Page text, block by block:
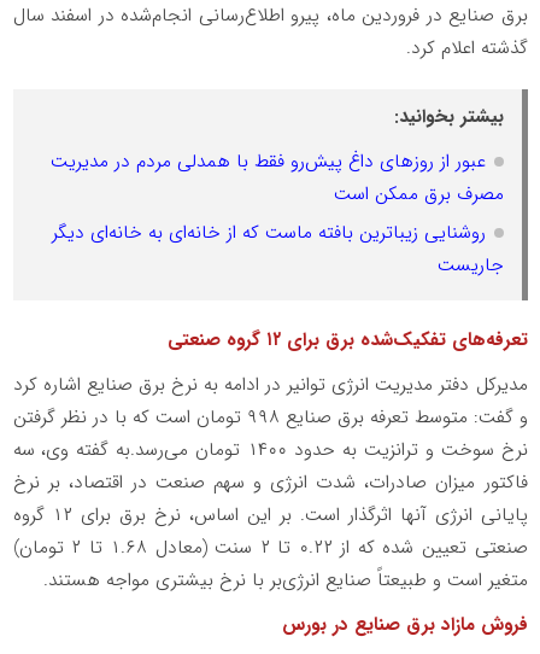
برق صنایع در فروردین ماه، پیرو اطلاع‌رسانی انجام‌شده در اسفند سال
گذشته اعلام کرد.
بیشتر بخوانید:
عبور از روزهای داغ پیش‌رو فقط با همدلی مردم در مدیریت
مصرف برق ممکن است
روشنایی زیباترین بافته ماست که از خانه‌ای به خانه‌ای دیگر
جاریست
تعرفه‌های تفکیک‌شده برق برای ۱۲ گروه صنعتی
مدیرکل دفتر مدیریت انرژی توانیر در ادامه به نرخ برق صنایع اشاره کرد
و گفت: متوسط تعرفه برق صنایع ۹۹۸ تومان است که با در نظر گرفتن
نرخ سوخت و ترانزیت به حدود ۱۴۰۰ تومان می‌رسد.به گفته وی، سه
فاکتور میزان صادرات، شدت انرژی و سهم صنعت در اقتصاد، بر نرخ
پایانی انرژی آنها اثرگذار است. بر این اساس، نرخ برق برای ۱۲ گروه
صنعتی تعیین شده که از ۰.۲۲ تا ۲ سنت (معادل ۱.۶۸ تا ۲ تومان)
متغیر است و طبیعتاً صنایع انرژی‌بر با نرخ بیشتری مواجه هستند.
فروش مازاد برق صنایع در بورس